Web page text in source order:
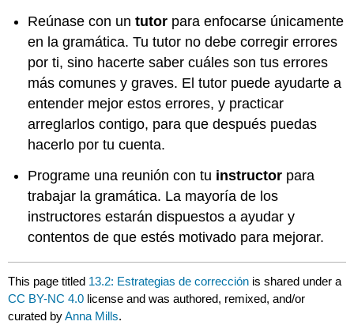
Reúnase con untutor para enfocarse únicamente
en la gramática. Tu tutor no debe corregir errores
por ti, sino hacerte saber cuáles son tus errores
más comunes y graves. El tutor puede ayudarte a
entender mejor estos errores, y practicar
arreglarlos contigo, para que después puedas
hacerlo por tu cuenta.
Programe una reunión con tu instructor para
trabajar la gramática. La mayoría de los
instructores estarán dispuestos a ayudar y
contentos de que estés motivado para mejorar.
This page titled 13.2: Estrategias de corrección is shared under a
CC BY-NC 4.0 license and was authored, remixed, and/or
curated byAnna Mills.